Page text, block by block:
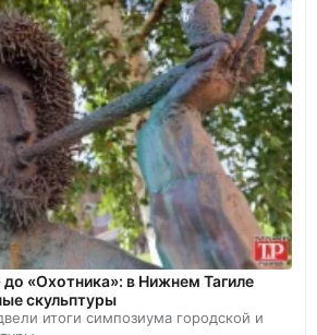
«Охотника»: в Нижнем Тагиле
скульптуры
итоги симпозиума городской и